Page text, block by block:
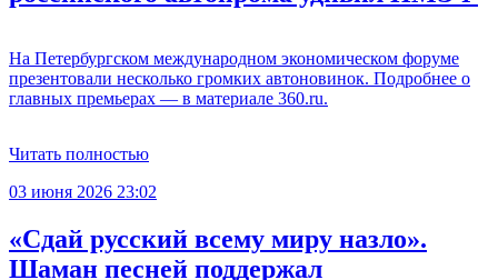
На Петербургском международном экономическом форуме
презентовали несколько громких автоновинок. Подробнее о
главных премьерах — в материале 360.ru.
Читать полностью
03 июня 2026 23:02
«Сдай русский всему миру назло».
Шаман песней поддержал